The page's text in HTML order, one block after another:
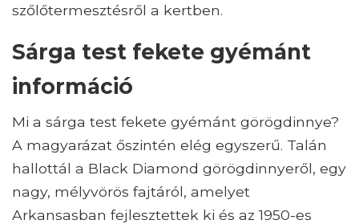
szőlőtermesztésről a kertben.
Sárga test fekete gyémánt
információ
Mi a sárga test fekete gyémánt görögdinnye?
A magyarázat őszintén elég egyszerű. Talán
hallottál a Black Diamond görögdinnyeről, egy
nagy, mélyvörös fajtáról, amelyet
Arkansasban fejlesztettek ki és az 1950-es